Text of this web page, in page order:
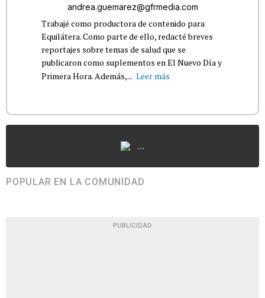
andrea.guemarez@gfrmedia.com
Trabajé como productora de contenido para
Equilátera. Como parte de ello, redacté breves
reportajes sobre temas de salud que se
publicaron como suplementos en El Nuevo Día y
Primera Hora. Además,... Leer más
...
POPULAR EN LA COMUNIDAD
PUBLICIDAD